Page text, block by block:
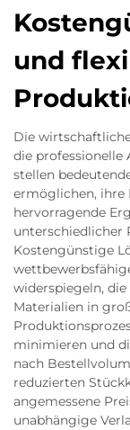
und
Die
die professionelle
stellen
ermöglichen, ihre
hervorragende
unterschiedlicher
Kostengünstige
widerspiegeln,
Materialien in
minimieren und
nach
reduzierten
angemessene
unabhängige